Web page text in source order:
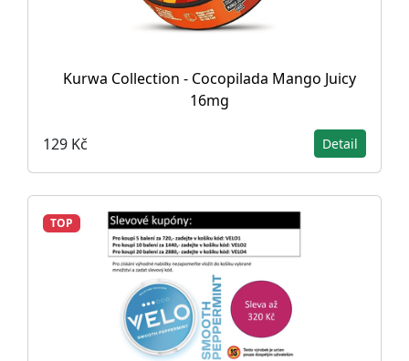
Kurwa Collection - Cocopilada Mango Juicy
16mg
129 Kč Detail
TOP